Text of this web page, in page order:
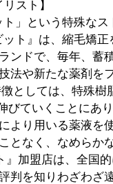
ゃんけん大会やゴルフゲー
メントをお付けするなどの
すが、これも、皆様の来店の
ています。
ていただけ、感動を与えら
でお客様に接しています。ど
さい。
したものです。
などがございます事をご了承
このページの先頭へ